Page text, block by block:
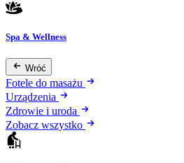
Spa & Wellness
Wróć
Fotele do masażu
Urządzenia
Zdrowie i uroda
Zobacz wszystko